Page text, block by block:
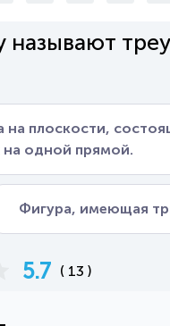
на плоскости,
на одной прямой.
Фигура, имеющая
5.7 ( 13 )